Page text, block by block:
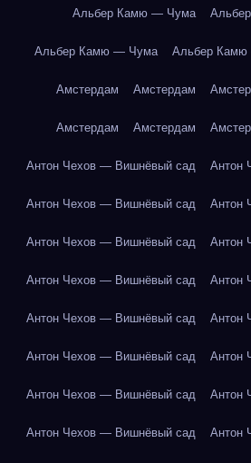
Альбер Камю — Чума
Альбер Камю — Чума Альбер
Амстердам Амстердам
Амстердам Амстердам
Антон Чехов — Вишнёвый сад Антон
Антон Чехов — Вишнёвый сад Антон
Антон Чехов — Вишнёвый сад Антон
Антон Чехов — Вишнёвый сад Антон
Антон Чехов — Вишнёвый сад Антон
Антон Чехов — Вишнёвый сад Антон
Антон Чехов — Вишнёвый сад Антон
Антон Чехов — Вишнёвый сад Антон